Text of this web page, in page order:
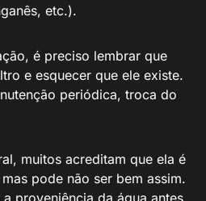
etc.).
é preciso lembrar que
e esquecer que ele existe.
periódica, troca do
muitos acreditam que ela é
pode não ser bem assim.
proveniência da água antes